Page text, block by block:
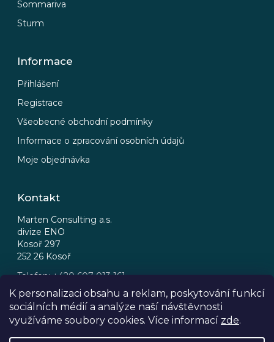
K personalizaci obsahu a reklam, poskytování funkcí
sociálních médií a analýze naší návštěvnosti
využíváme soubory cookies. Více informací zde.
Sommariva
Sturm
Informace
Přihlášení
Registrace
Všeobecné obchodní podmínky
Informace o zpracování osobních údajů
Moje objednávka
Kontakt
Marten Consulting a.s.
divize ENO
Kosoř 297
252 26 Kosoř
Telefon: +420 607 013 161
Email: eno@eno.cz
FB IG